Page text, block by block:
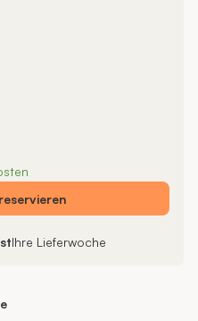
reservieren
Ihre Lieferwoche